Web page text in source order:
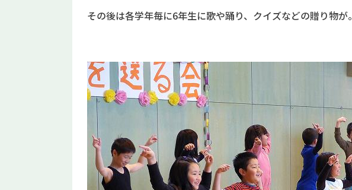
その後は各学年毎に6年生に歌や踊り、クイズなどの贈り物が。